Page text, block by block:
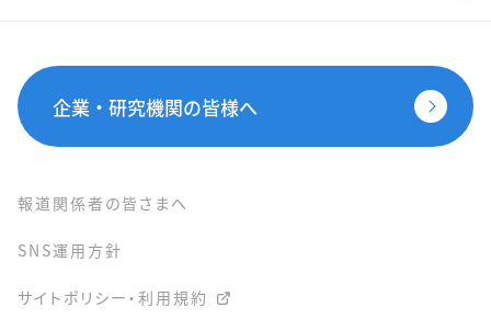
企業・研究機関の皆様へ
報道関係者の皆さまへ
SNS運用方針
サイトポリシー・利用規約